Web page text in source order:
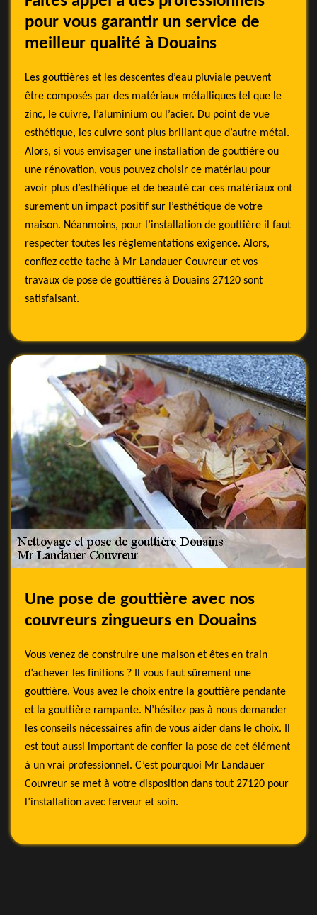
pour vous garantir un service de
meilleur qualité à Douains
Les gouttières et les descentes d’eau pluviale peuvent
être composés par des matériaux métalliques tel que le
zinc, le cuivre, l’aluminium ou l’acier. Du point de vue
esthétique, les cuivre sont plus brillant que d’autre métal.
Alors, si vous envisager une installation de gouttière ou
une rénovation, vous pouvez choisir ce matériau pour
avoir plus d’esthétique et de beauté car ces matériaux ont
surement un impact positif sur l’esthétique de votre
maison. Néanmoins, pour l’installation de gouttière il faut
respecter toutes les règlementations exigence. Alors,
confiez cette tache à Mr Landauer Couvreur et vos
travaux de pose de gouttières à Douains 27120 sont
satisfaisant.
Une pose de gouttière avec nos
couvreurs zingueurs en Douains
Vous venez de construire une maison et êtes en train
d’achever les finitions ? Il vous faut sûrement une
gouttière. Vous avez le choix entre la gouttière pendante
et la gouttière rampante. N’hésitez pas à nous demander
les conseils nécessaires afin de vous aider dans le choix. Il
est tout aussi important de confier la pose de cet élément
à un vrai professionnel. C’est pourquoi Mr Landauer
Couvreur se met à votre disposition dans tout 27120 pour
l’installation avec ferveur et soin.